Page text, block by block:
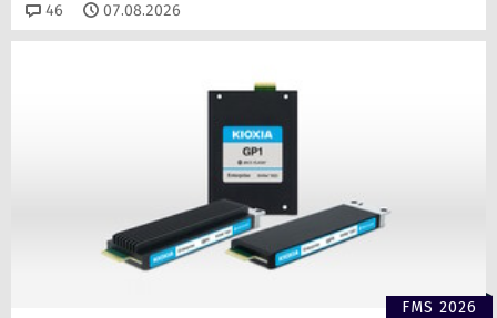
46 Kommentare
07.08.2026
FMS 2026